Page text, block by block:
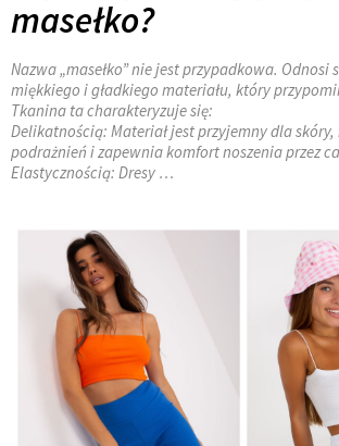
masełko?
Nazwa „masełko” nie jest przypadkowa. Odnosi
miękkiego i gładkiego materiału, który
Tkanina ta charakteryzuje się:
Delikatnością: Materiał jest przyjemny dla
podrażnień i zapewnia komfort noszenia przez
Elastycznością: Dresy …